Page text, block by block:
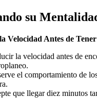
su
Velocidad Antes de
la velocidad antes de
el comportamiento de
que llegar diez minutos